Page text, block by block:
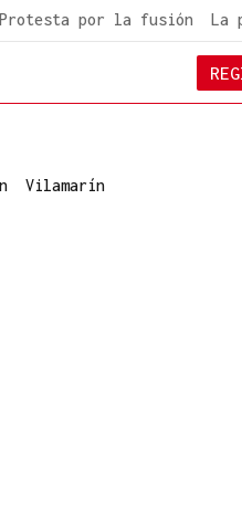
Protesta por la fusión La
Vilamarín